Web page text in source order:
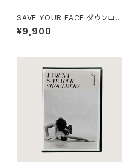
SAVE YOUR FACE ダウンロー
ド キット【日本語字幕版】
¥9,900